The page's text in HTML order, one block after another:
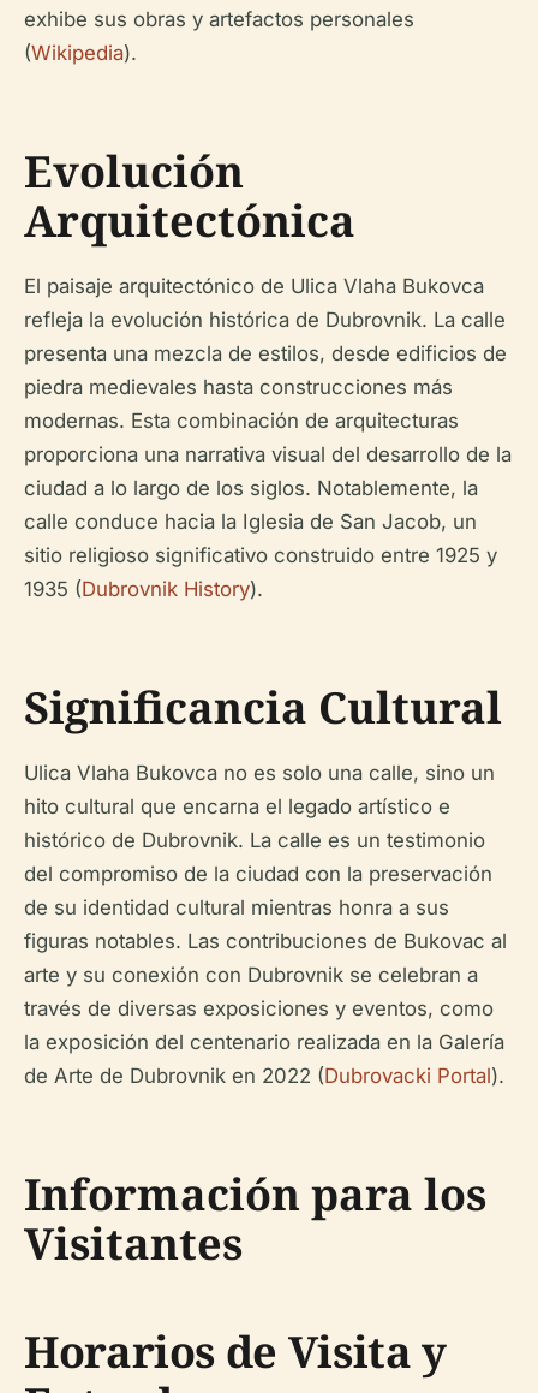
exhibe sus obras y artefactos personales
(Wikipedia).
Evolución
Arquitectónica
El paisaje arquitectónico de Ulica Vlaha Bukovca
refleja la evolución histórica de Dubrovnik. La calle
presenta una mezcla de estilos, desde edificios de
piedra medievales hasta construcciones más
modernas. Esta combinación de arquitecturas
proporciona una narrativa visual del desarrollo de la
ciudad a lo largo de los siglos. Notablemente, la
calle conduce hacia la Iglesia de San Jacob, un
sitio religioso significativo construido entre 1925 y
1935 (Dubrovnik History).
Significancia Cultural
Ulica Vlaha Bukovca no es solo una calle, sino un
hito cultural que encarna el legado artístico e
histórico de Dubrovnik. La calle es un testimonio
del compromiso de la ciudad con la preservación
de su identidad cultural mientras honra a sus
figuras notables. Las contribuciones de Bukovac al
arte y su conexión con Dubrovnik se celebran a
través de diversas exposiciones y eventos, como
la exposición del centenario realizada en la Galería
de Arte de Dubrovnik en 2022 (Dubrovacki Portal).
Información para los
Visitantes
Horarios de Visita y